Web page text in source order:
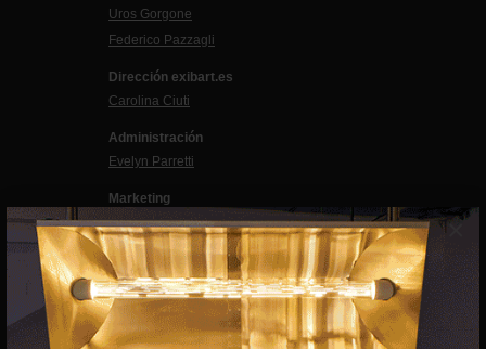
×
Uros Gorgone
Federico Pazzagli
Dirección exibart.es
Carolina Ciuti
Administración
Evelyn Parretti
Marketing
Francesca Grismondi
Programación y diseño web
Giovanni Costante
Marcello Moi